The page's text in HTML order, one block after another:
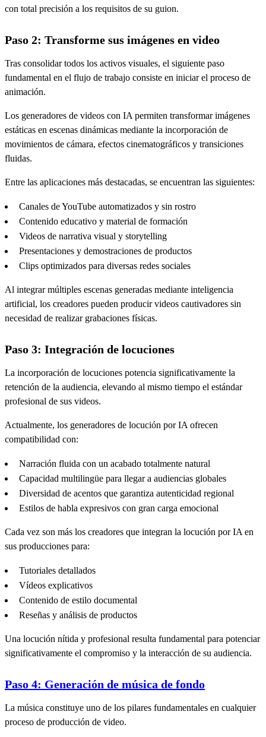
con total precisión a los requisitos de su guion.
Paso 2: Transforme sus imágenes en video
Tras consolidar todos los activos visuales, el siguiente paso
fundamental en el flujo de trabajo consiste en iniciar el proceso de
animación.
Los generadores de videos con IA permiten transformar imágenes
estáticas en escenas dinámicas mediante la incorporación de
movimientos de cámara, efectos cinematográficos y transiciones
fluidas.
Entre las aplicaciones más destacadas, se encuentran las siguientes:
Canales de YouTube automatizados y sin rostro
Contenido educativo y material de formación
Videos de narrativa visual y storytelling
Presentaciones y demostraciones de productos
Clips optimizados para diversas redes sociales
Al integrar múltiples escenas generadas mediante inteligencia
artificial, los creadores pueden producir videos cautivadores sin
necesidad de realizar grabaciones físicas.
Paso 3: Integración de locuciones
La incorporación de locuciones potencia significativamente la
retención de la audiencia, elevando al mismo tiempo el estándar
profesional de sus videos.
Actualmente, los generadores de locución por IA ofrecen
compatibilidad con:
Narración fluida con un acabado totalmente natural
Capacidad multilingüe para llegar a audiencias globales
Diversidad de acentos que garantiza autenticidad regional
Estilos de habla expresivos con gran carga emocional
Cada vez son más los creadores que integran la locución por IA en
sus producciones para:
Tutoriales detallados
Vídeos explicativos
Contenido de estilo documental
Reseñas y análisis de productos
Una locución nítida y profesional resulta fundamental para potenciar
significativamente el compromiso y la interacción de su audiencia.
Paso 4: Generación de música de fondo
La música constituye uno de los pilares fundamentales en cualquier
proceso de producción de video.